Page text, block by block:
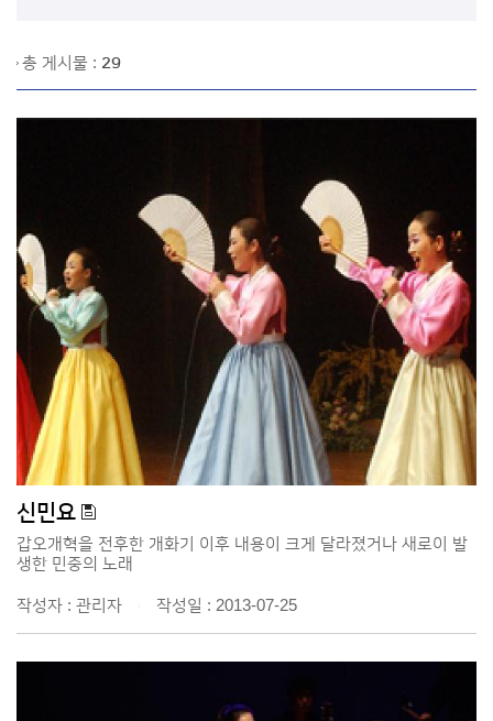
총 게시물 : 29
신민요
갑오개혁을 전후한 개화기 이후 내용이 크게 달라졌거나 새로이 발
생한 민중의 노래
작성자 : 관리자 작성일 : 2013-07-25